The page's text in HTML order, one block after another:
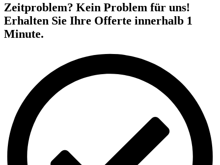
Zeitproblem? Kein Problem für uns!
Erhalten Sie Ihre Offerte innerhalb 1
Minute.